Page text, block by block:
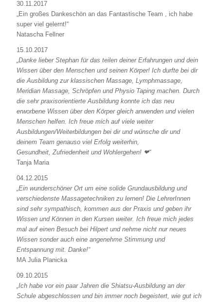
30.11.2017
„Ein großes Dankeschön an das Fantastische Team , ich habe
super viel gelernt!“
Natascha Fellner
15.10.2017
„Danke lieber Stephan für das teilen deiner Erfahrungen und dein
Wissen über den Menschen und seinen Körper! Ich durfte bei dir
die Ausbildung zur klassischen Massage, Lymphmassage,
Meridian Massage, Schröpfen und Physio Taping machen. Durch
die sehr praxisorientierte Ausbildung konnte ich das neu
erworbene Wissen über den Körper gleich anwenden und vielen
Menschen helfen. Ich freue mich auf viele weiter
Ausbildungen/Weiterbildungen bei dir und wünsche dir und
deinem Team genauso viel Erfolg weiterhin,
Gesundheit, Zufriedenheit und Wohlergehen! ❤“
Tanja Maria
04.12.2015
„Ein wunderschöner Ort um eine solide Grundausbildung und
verschiedenste Massagetechniken zu lernen! Die LehrerInnen
sind sehr sympathisch, kommen aus der Praxis und geben ihr
Wissen und Können in den Kursen weiter. Ich freue mich jedes
mal auf einen Besuch bei Hilpert und nehme nicht nur neues
Wissen sonder auch eine angenehme Stimmung und
Entspannung mit. Danke!“
MA Julia Planicka
09.10.2015
„Ich habe vor ein paar Jahren die Shiatsu-Ausbildung an der
Schule abgeschlossen und bin immer noch begeistert, wie gut ich